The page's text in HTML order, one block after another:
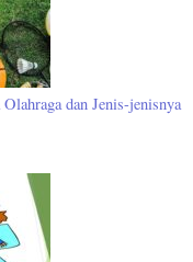
Olahraga dan Jenis-jenisnya